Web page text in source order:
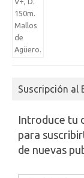
Suscripción al
Introduce tu
para
de nuevas